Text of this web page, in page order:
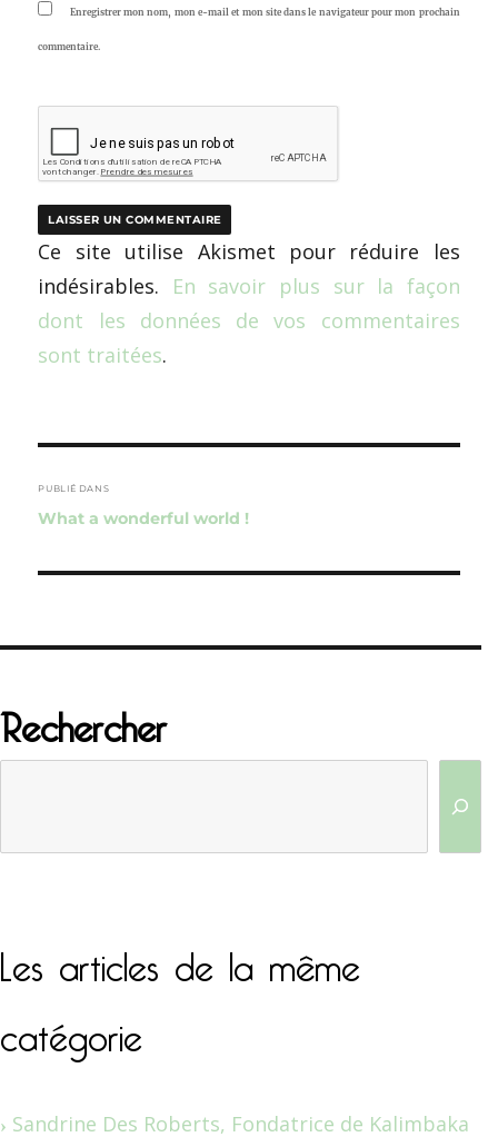
Enregistrer mon nom, mon e-mail et mon site dans le navigateur pour mon prochain
commentaire.
Ce site utilise Akismet pour réduire les
indésirables. En savoir plus sur la façon
dont les données de vos commentaires
sont traitées.
de
l’article
PUBLIÉ DANS
What a wonderful world !
Rechercher
Les articles de la même
catégorie
Sandrine Des Roberts, Fondatrice de Kalimbaka